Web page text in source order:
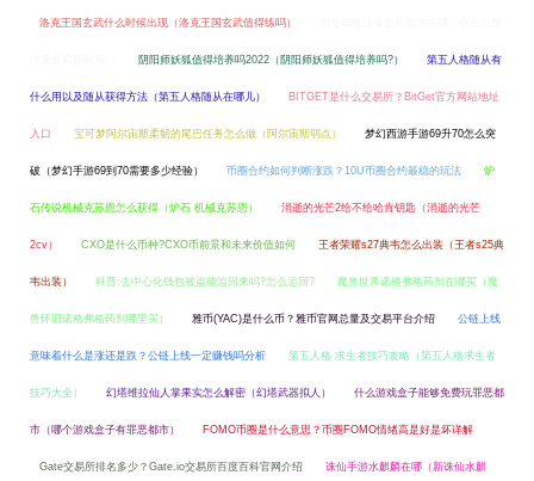
洛克王国玄武什么时候出现（洛克王国玄武值得练吗）
阴阳师妖狐值得培养吗2022（阴阳师妖狐值得培养吗?） 第五人格随从有
什么用以及随从获得方法（第五人格随从在哪儿） BITGET是什么交易所？BitGet官方网站地址
入口 宝可梦阿尔宙斯柔韧的尾巴任务怎么做（阿尔宙斯弱点） 梦幻西游手游69升70怎么突
破（梦幻手游69到70需要多少经验） 币圈合约如何判断涨跌？10U币圈合约最稳的玩法 炉
石传说机械克苏恩怎么获得（炉石 机械克苏恩） 消逝的光芒2给不给哈肯钥匙（消逝的光芒
2cv） CXO是什么币种?CXO币前景和未来价值如何 王者荣耀s27典韦怎么出装（王者s25典
韦出装） 科普:去中心化钱包被盗能追回来吗?怎么追回? 魔兽世界诺格弗格药剂在哪买（魔
兽怀旧诺格弗格药剂哪里买） 雅币(YAC)是什么币？雅币官网总量及交易平台介绍 公链上线
意味着什么是涨还是跌？公链上线一定赚钱吗分析 第五人格 求生者技巧攻略（第五人格求生者
技巧大全） 幻塔维拉仙人掌果实怎么解密（幻塔武器拟人） 什么游戏盒子能够免费玩罪恶都
市（哪个游戏盒子有罪恶都市） FOMO币圈是什么意思？币圈FOMO情绪高是好是坏详解
Gate交易所排名多少？Gate.io交易所百度百科官网介绍 诛仙手游水麒麟在哪（新诛仙水麒